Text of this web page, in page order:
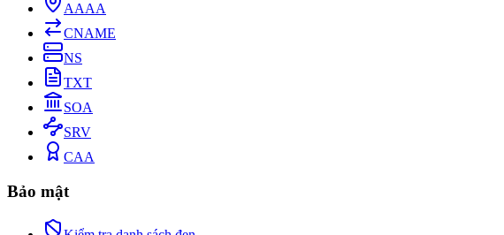
AAAA
CNAME
NS
TXT
SOA
SRV
CAA
Bảo mật